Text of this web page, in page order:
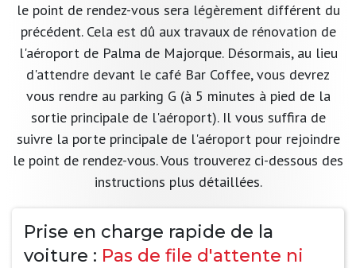
le point de rendez-vous sera légèrement différent du
précédent. Cela est dû aux travaux de rénovation de
l'aéroport de Palma de Majorque. Désormais, au lieu
d'attendre devant le café Bar Coffee, vous devrez
vous rendre au parking G (à 5 minutes à pied de la
sortie principale de l'aéroport). Il vous suffira de
suivre la porte principale de l'aéroport pour rejoindre
le point de rendez-vous. Vous trouverez ci-dessous des
instructions plus détaillées.
Prise en charge rapide de la
voiture : Pas de file d'attente ni